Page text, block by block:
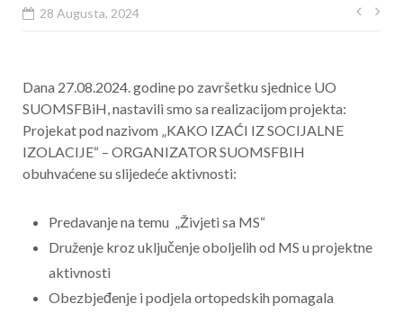
28 Augusta, 2024
Dana 27.08.2024. godine po završetku sjednice UO
SUOMSFBiH, nastavili smo sa realizacijom projekta:
Projekat pod nazivom „KAKO IZAĆI IZ SOCIJALNE
IZOLACIJE“ – ORGANIZATOR SUOMSFBIH
obuhvaćene su slijedeće aktivnosti:
Predavanje na temu „Živjeti sa MS“
Druženje kroz uključenje oboljelih od MS u projektne
aktivnosti
Obezbjeđenje i podjela ortopedskih pomagala